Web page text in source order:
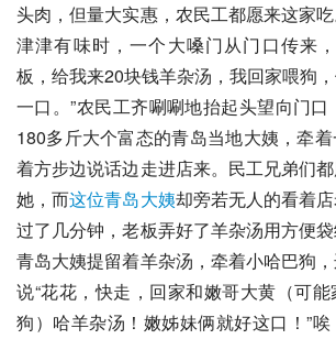
头肉 ，但量大实惠，农民工都愿来这家
津津有味时，一个大嗓门从门口传来
板，给我来20块钱羊杂汤，我回家喂狗
一口。”农民工齐唰唰地抬起头望向门
180多斤大个富态的青岛当地大姨，牵着
着方步边说话边走进店来。民工兄弟们
她，而这位青岛大姨却旁若无人的看着
过了几分钟，老板弄好了羊杂汤用方便
青岛大姨提留着羊杂汤，牵着小哈巴狗
说“花花，快走，回家和嫩哥大黄（可
狗）哈羊杂汤！嫩姊妹俩就好这口！”